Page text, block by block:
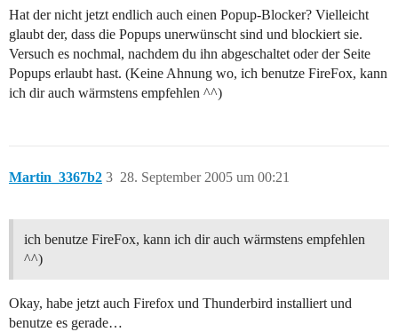
Hat der nicht jetzt endlich auch einen Popup-Blocker? Vielleicht
glaubt der, dass die Popups unerwünscht sind und blockiert sie.
Versuch es nochmal, nachdem du ihn abgeschaltet oder der Seite
Popups erlaubt hast. (Keine Ahnung wo, ich benutze FireFox, kann
ich dir auch wärmstens empfehlen ^^)
Martin_3367b2 28. September 2005 um 00:21
3
ich benutze FireFox, kann ich dir auch wärmstens empfehlen
^^)
Okay, habe jetzt auch Firefox und Thunderbird installiert und
benutze es gerade…